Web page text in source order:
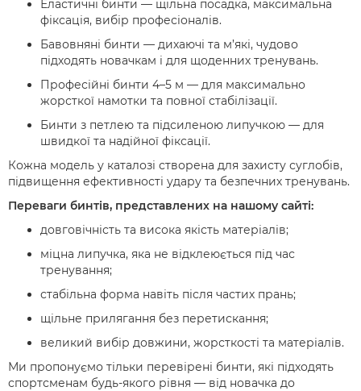
Еластичні бинти — щільна посадка, максимальна
фіксація, вибір професіоналів.
Бавовняні бинти — дихаючі та м’які, чудово
підходять новачкам і для щоденних тренувань.
Професійні бинти 4–5 м — для максимально
жорсткої намотки та повної стабілізації.
Бинти з петлею та підсиленою липучкою — для
швидкої та надійної фіксації.
Кожна модель у каталозі створена для захисту суглобів,
підвищення ефективності удару та безпечних тренувань.
Переваги бинтів, представлених на нашому сайті:
довговічність та висока якість матеріалів;
міцна липучка, яка не відклеюється під час
тренування;
стабільна форма навіть після частих прань;
щільне прилягання без перетискання;
великий вибір довжини, жорсткості та матеріалів.
Ми пропонуємо тільки перевірені бинти, які підходять
спортсменам будь-якого рівня — від новачка до